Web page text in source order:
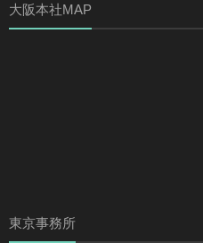
大阪本社MAP
東京事務所